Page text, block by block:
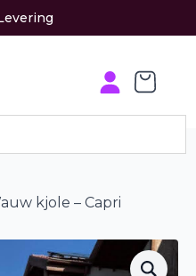
kjole – Capri